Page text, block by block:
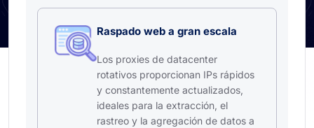
Raspado web a gran escala
Los proxies de datacenter
rotativos proporcionan IPs rápidos
y constantemente actualizados,
ideales para la extracción, el
rastreo y la agregación de datos a